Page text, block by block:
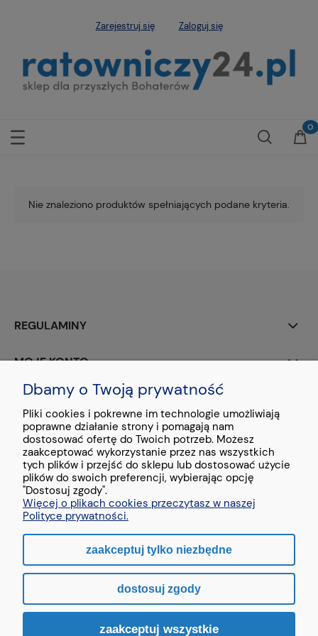
Zarejestruj się Zaloguj się
Nie znaleziono produktów spełniających podane kryteria.
REGULAMINY
MOJE KONTO
PŁATNOŚCI I DOSTAWA
O NAS
Stopka - treść testowa
pokaż pełną wersję strony
Sklep internetowy Shoper.pl
Dbamy o Twoją prywatność
Pliki cookies i pokrewne im technologie umożliwiają
poprawne działanie strony i pomagają nam
dostosować ofertę do Twoich potrzeb. Możesz
zaakceptować wykorzystanie przez nas wszystkich
tych plików i przejść do sklepu lub dostosować użycie
plików do swoich preferencji, wybierając opcję
"Dostosuj zgody".
Więcej o plikach cookies przeczytasz w naszej
Polityce prywatności.
zaakceptuj tylko niezbędne
dostosuj zgody
zaakceptuj wszystkie